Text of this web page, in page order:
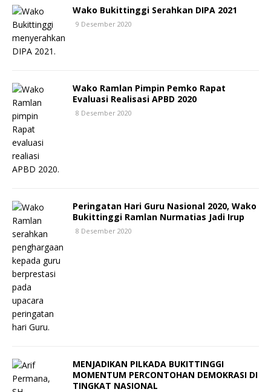
Wako Bukittinggi Serahkan DIPA 2021
9 Desember 2020
Wako Ramlan Pimpin Pemko Rapat
Evaluasi Realisasi APBD 2020
8 Desember 2020
Peringatan Hari Guru Nasional 2020, Wako
Bukittinggi Ramlan Nurmatias Jadi Irup
8 Desember 2020
MENJADIKAN PILKADA BUKITTINGGI
MOMENTUM PERCONTOHAN DEMOKRASI DI
TINGKAT NASIONAL